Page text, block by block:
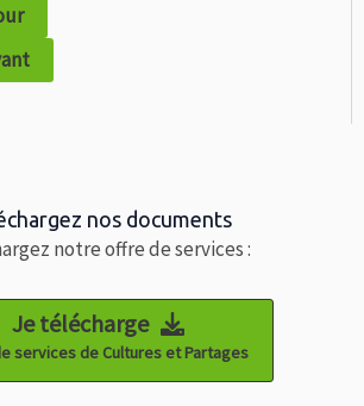
nos documents
notre offre de services :
Je télécharge
services de Cultures et Partages